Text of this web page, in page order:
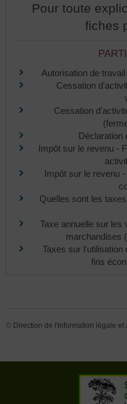
Pour toute
fiches
Autorisation de
Cessation
Cessation
Déclaration
Impôt sur le revenu -
Impôt sur le revenu
Quelles sont les
Taxe annuelle sur les
marchandises
Taxes sur l'utilisation
fins
© Direction de l'information légale et